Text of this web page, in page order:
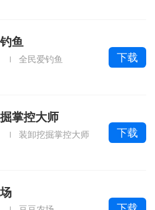
鱼
全民爱钓鱼 下载
掌控大师
装卸挖掘掌控大师 下载